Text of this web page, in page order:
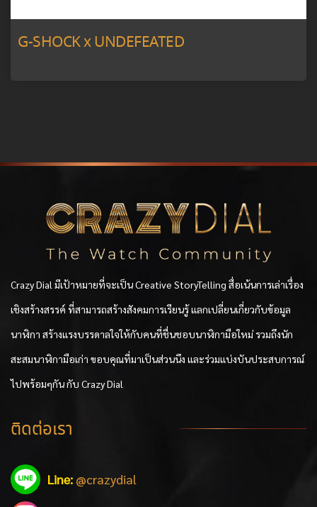
G-SHOCK x UNDEFEATED
Crazy Dial มีเป้าหมายที่จะเป็น Creative StoryTelling สื่อเน้นการเล่าเรื่อง
เชิงสร้างสรรค์ ที่สามารถสร้างสังคมการเรียนรู้ แลกเปลี่ยนเกี่ยวกับข้อมูล
นาฬิกา สร้างแรงบรรดาลใจให้กับคนที่ชื่นชอบนาฬิกามือใหม่ รวมถึงนัก
สะสมนาฬิกามือเก่า ขอบคุณที่มาเป็นส่วนนึง และร่วมแบ่งบันประสบการณ์
ไปพร้อมๆกัน กับ Crazy Dial
ติดต่อเรา
Line: @crazydial